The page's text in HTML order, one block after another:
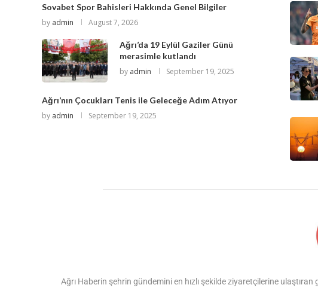
Sovabet Spor Bahisleri Hakkında Genel Bilgiler
by admin August 7, 2026
Ağrı’da 19 Eylül Gaziler Günü
merasimle kutlandı
by admin September 19, 2025
Ağrı’nın Çocukları Tenis ile Geleceğe Adım Atıyor
by admin September 19, 2025
Ağrı Haberin şehrin gündemini en hızlı şekilde ziyaretçilerine